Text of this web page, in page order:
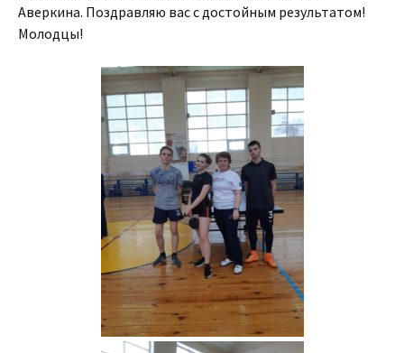
Аверкина. Поздравляю вас с достойным результатом!
Молодцы!